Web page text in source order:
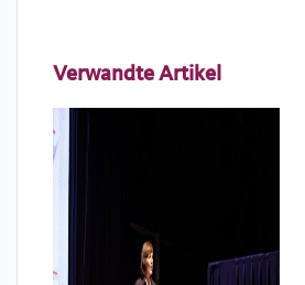
Verwandte Artikel